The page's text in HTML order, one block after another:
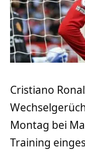
Cristiano
Montag bei
Training